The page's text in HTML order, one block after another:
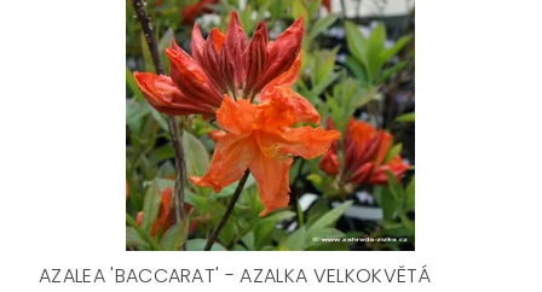
AZALEA 'BACCARAT' - AZALKA VELKOKVĚTÁ